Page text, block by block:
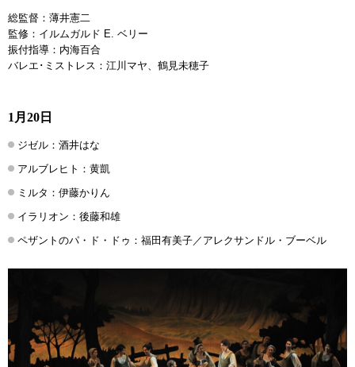
総監督：薄井憲二
監修：イルムガルド E. ベリー
振付指導：内海百合
バレエ･ミストレス：江川マヤ、鶴見未穂子
1月20日
ジゼル：酒井はな
アルブレヒト：黄凱
ミルタ：伊藤かりん
イラリオン：後藤和雄
ペザントのパ・ド・ドゥ：福田有美子／アレクサンドル・ブーベル